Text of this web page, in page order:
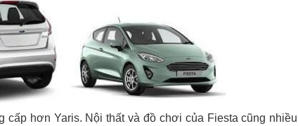
cấp hơn Yaris. Nội thất và đồ chơi của Fiesta cũng nhiều